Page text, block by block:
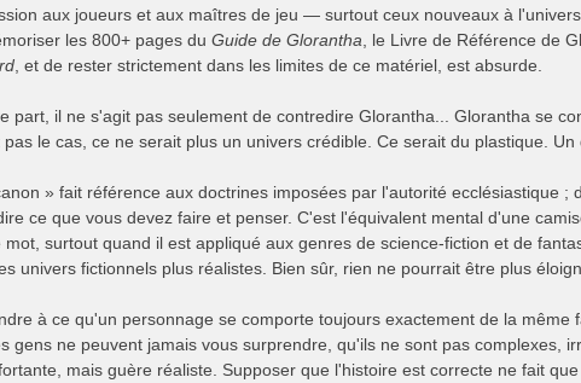
aux joueurs et aux maîtres de jeu — surtout ceux nouveaux à
les 800+ pages du Guide de Glorantha , le Livre de Référence de
, et de rester strictement dans les limites de ce matériel, est absurde.
part, il ne s'agit pas seulement de contredire Glorantha... Glorantha se
pas le cas, ce ne serait plus un univers crédible. Ce serait du plastique. Un
» fait référence aux doctrines imposées par l'autorité ecclésiastique ;
ce que vous devez faire et penser. C'est l'équivalent mental d'une
mot, surtout quand il est appliqué aux genres de science-fiction et de
univers fictionnels plus réalistes. Bien sûr, rien ne pourrait être plus
à ce qu'un personnage se comporte toujours exactement de la
gens ne peuvent jamais vous surprendre, qu'ils ne sont pas complexes,
mais guère réaliste. Supposer que l'histoire est correcte ne fait